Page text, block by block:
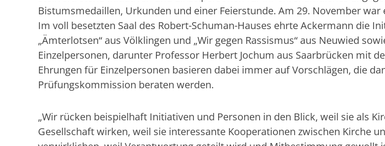
Bistumsmedaillen, Urkunden und einer Feierstunde. Am 29. November war
Im voll besetzten Saal des Robert-Schuman-Hauses ehrte Ackermann die
„Ämterlotsen“ aus Völklingen und „Wir gegen Rassismus“ aus Neuwied
Einzelpersonen, darunter Professor Herbert Jochum aus Saarbrücken mit
Ehrungen für Einzelpersonen basieren dabei immer auf Vorschlägen, die
Prüfungskommission beraten werden.
„Wir rücken beispielhaft Initiativen und Personen in den Blick, weil sie als
Gesellschaft wirken, weil sie interessante Kooperationen zwischen Kirche